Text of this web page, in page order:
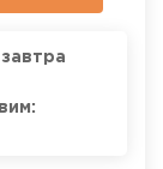
завтра